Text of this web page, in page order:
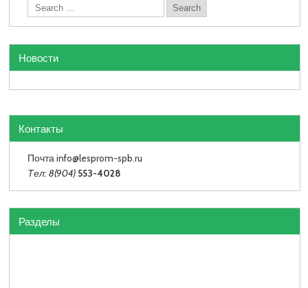
Новости
Контакты
Почта info@lesprom-spb.ru
Тел: 8(904) 553-4028
Разделы